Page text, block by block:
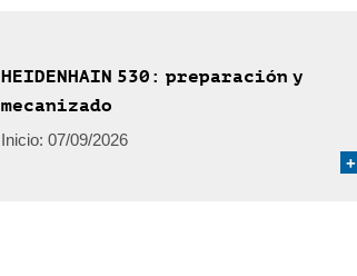
HEIDENHAIN 530: preparación y
mecanizado
Inicio: 07/09/2026
+